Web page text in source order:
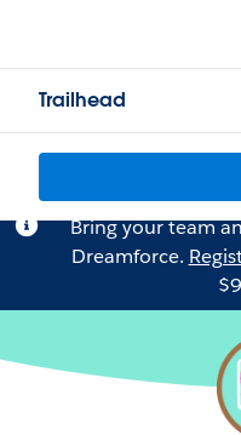
Trailhead
Bring your team
Dreamforce.